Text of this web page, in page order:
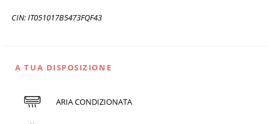
CIN: IT051017B5473FQF43
A TUA DISPOSIZIONE
ARIA CONDIZIONATA